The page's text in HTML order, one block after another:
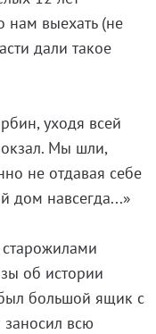
нам выехать (не
дали такое
уходя всей
Мы шли,
не отдавая себе
дом навсегда...»
об истории
большой ящик с
заносил всю